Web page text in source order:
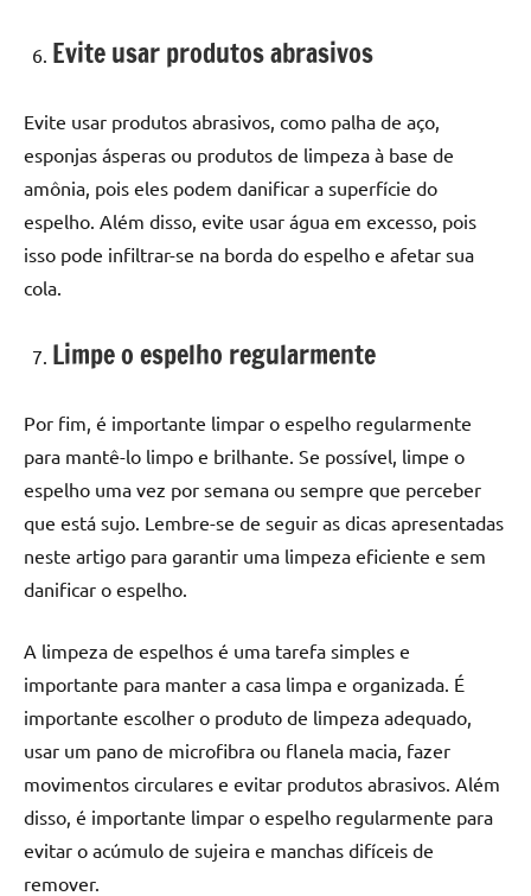
Evite usar produtos abrasivos
Evite usar produtos abrasivos, como palha de aço,
esponjas ásperas ou produtos de limpeza à base de
amônia, pois eles podem danificar a superfície do
espelho. Além disso, evite usar água em excesso, pois
isso pode infiltrar-se na borda do espelho e afetar sua
cola.
Limpe o espelho regularmente
Por fim, é importante limpar o espelho regularmente
para mantê-lo limpo e brilhante. Se possível, limpe o
espelho uma vez por semana ou sempre que perceber
que está sujo. Lembre-se de seguir as dicas apresentadas
neste artigo para garantir uma limpeza eficiente e sem
danificar o espelho.
A limpeza de espelhos é uma tarefa simples e
importante para manter a casa limpa e organizada. É
importante escolher o produto de limpeza adequado,
usar um pano de microfibra ou flanela macia, fazer
movimentos circulares e evitar produtos abrasivos. Além
disso, é importante limpar o espelho regularmente para
evitar o acúmulo de sujeira e manchas difíceis de
remover.